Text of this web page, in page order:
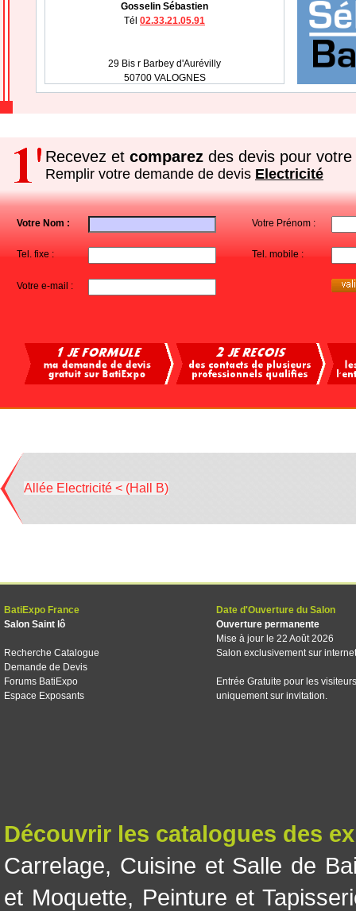
Gosselin Sébastien
Tél 02.33.21.05.91
29 Bis r Barbey d'Aurévilly
50700 VALOGNES
Recevez et comparez des devis pour votre
Remplir votre demande de devis Electricité
Votre Nom : Votre Prénom :
Tel. fixe : Tel. mobile :
Votre e-mail :
Allée Electricité < (Hall B)
BatiExpo France
Salon Saint lô
Recherche Catalogue
Demande de Devis
Forums BatiExpo
Espace Exposants
Date d'Ouverture du Salon
Ouverture permanente
Mise à jour le 22 Août 2026
Salon exclusivement sur internet
Entrée Gratuite pour les visiteurs
uniquement sur invitation.
Découvrir les catalogues des
Carrelage, Cuisine et Salle de
et Moquette, Peinture et